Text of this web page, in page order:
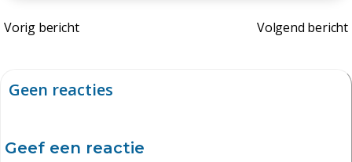
Bericht
Vorig bericht
Bericht
Volgend bericht
Geen reacties
Geef een reactie